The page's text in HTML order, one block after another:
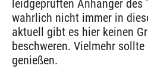
leidgeprüften Anhänger des
wahrlich nicht immer in
aktuell gibt es hier keinen
beschweren. Vielmehr
genießen.